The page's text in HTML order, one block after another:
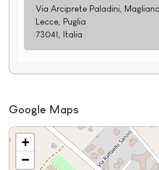
Via Arciprete Paladini,
Lecce, Puglia
73041, Italia
Google Maps
+
−